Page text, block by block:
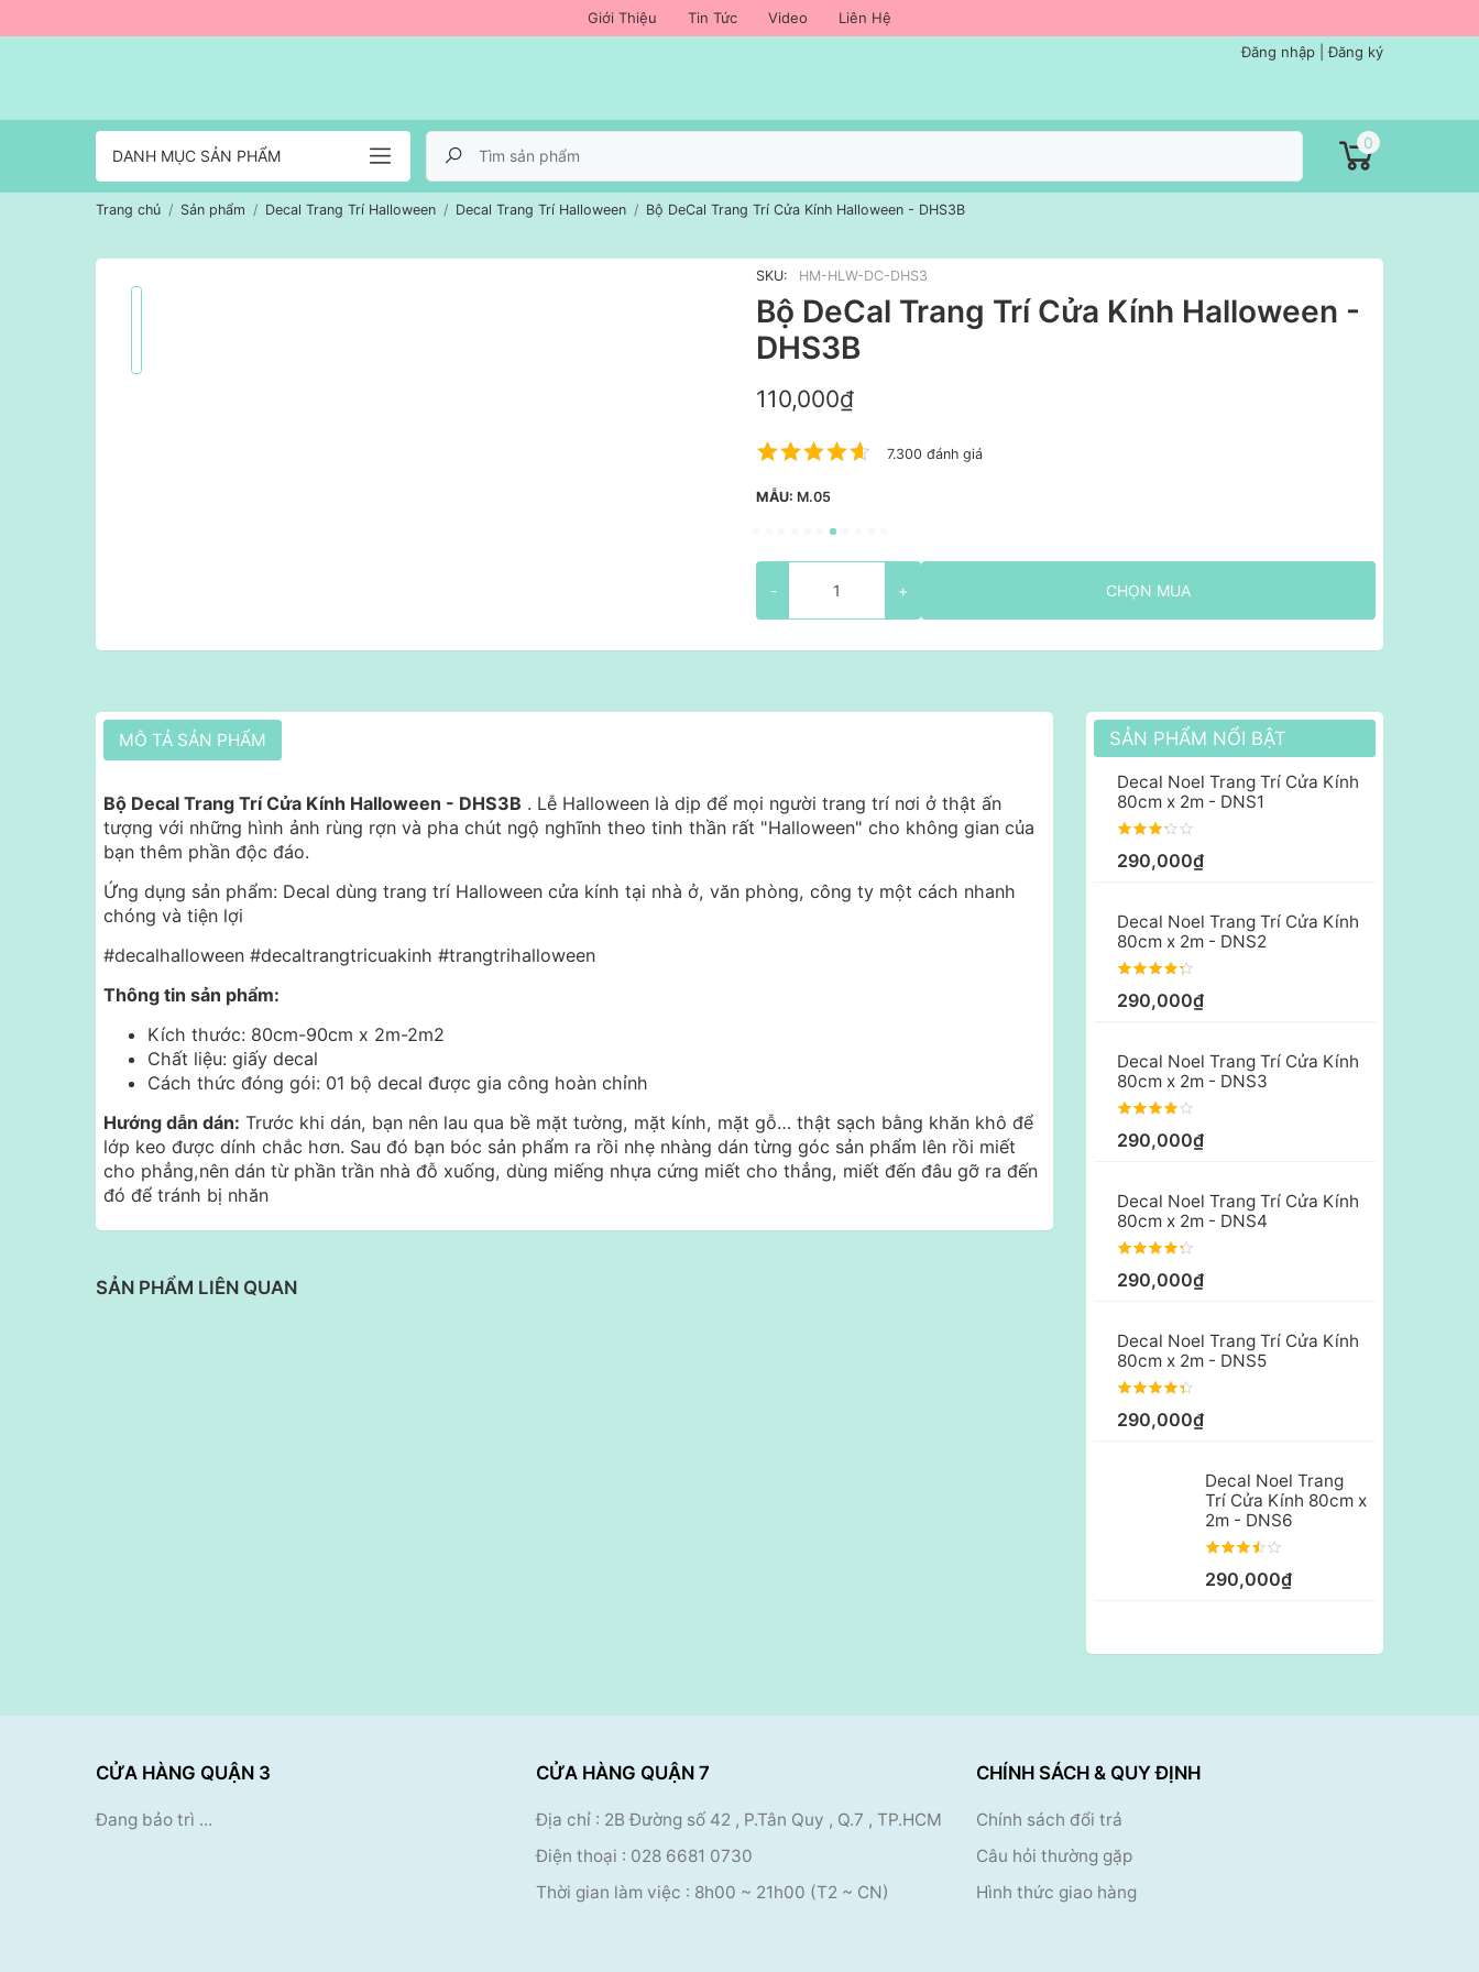
Giới Thiệu Tin Tức Video
Liên Hệ
Đăng nhập |Đăng ký
DANH MỤC SẢN PHẨM
0
Trang chủ Sản phẩm Decal Trang Trí Halloween Decal Trang Trí Halloween Bộ DeCal Trang Trí Cửa Kính Halloween - DHS3B
SKU: HM-HLW-DC-DHS3
Bộ DeCal Trang Trí Cửa Kính Halloween -
DHS3B
110,000₫
7.300 đánh giá
MẪU: M.05
- + CHỌN MUA
MÔ TẢ SẢN PHẨM
Bộ Decal Trang Trí Cửa Kính Halloween - DHS3B . Lễ Halloween là dịp để mọi người trang trí nơi ở thật ấn
tượng với những hình ảnh rùng rợn và pha chút ngộ nghĩnh theo tinh thần rất "Halloween" cho không gian của
bạn thêm phần độc đáo.
Ứng dụng sản phẩm: Decal dùng trang trí Halloween cửa kính tại nhà ở, văn phòng, công ty một cách nhanh
chóng và tiện lợi
#decalhalloween #decaltrangtricuakinh #trangtrihalloween
Thông tin sản phẩm:
Kích thước: 80cm-90cm x 2m-2m2
Chất liệu: giấy decal
Cách thức đóng gói: 01 bộ decal được gia công hoàn chỉnh
Hướng dẫn dán: Trước khi dán, bạn nên lau qua bề mặt tường, mặt kính, mặt gỗ… thật sạch bằng khăn khô để
lớp keo được dính chắc hơn. Sau đó bạn bóc sản phẩm ra rồi nhẹ nhàng dán từng góc sản phẩm lên rồi miết
cho phẳng,nên dán từ phần trần nhà đỗ xuống, dùng miếng nhựa cứng miết cho thẳng, miết đến đâu gỡ ra đến
đó để tránh bị nhăn
SẢN PHẨM LIÊN QUAN
SẢN PHẨM NỔI BẬT
Decal Noel Trang Trí Cửa Kính
80cm x 2m - DNS1
290,000₫
Decal Noel Trang Trí Cửa Kính
80cm x 2m - DNS2
290,000₫
Decal Noel Trang Trí Cửa Kính
80cm x 2m - DNS3
290,000₫
Decal Noel Trang Trí Cửa Kính
80cm x 2m - DNS4
290,000₫
Decal Noel Trang Trí Cửa Kính
80cm x 2m - DNS5
290,000₫
Decal Noel Trang
Trí Cửa Kính 80cm x
2m - DNS6
290,000₫
CỬA HÀNG QUẬN 3
Đang bảo trì ...
CỬA HÀNG QUẬN 7
Địa chỉ : 2B Đường số 42 , P.Tân Quy , Q.7 , TP.HCM
Điện thoại : 028 6681 0730
Thời gian làm việc : 8h00 ~ 21h00 (T2 ~ CN)
CHÍNH SÁCH & QUY ĐỊNH
Chính sách đổi trả
Câu hỏi thường gặp
Hình thức giao hàng